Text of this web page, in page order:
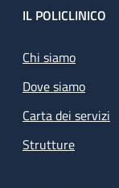
Footer
IL POLICLINICO
Chi siamo
Dove siamo
Carta dei servizi
Strutture